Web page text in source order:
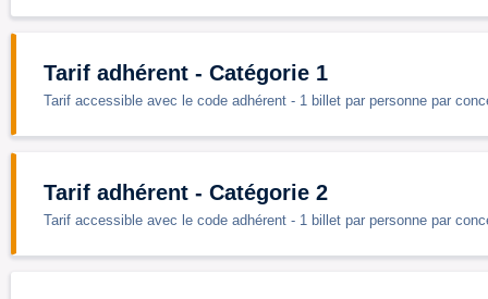
Tarif adhérent - Catégorie 1
Tarif accessible avec le code adhérent - 1 billet par personne par
Tarif adhérent - Catégorie 2
Tarif accessible avec le code adhérent - 1 billet par personne par